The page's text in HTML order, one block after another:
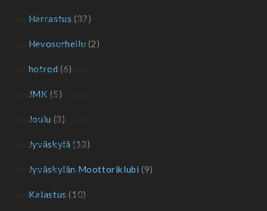
Harrastus (37)
Hevosurheilu (2)
hotrod (6)
JMK (5)
Joulu (3)
Jyväskylä (13)
Jyväskylän Moottoriklubi (9)
Kalastus (10)